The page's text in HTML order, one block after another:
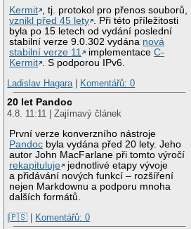
Kermit
, tj. protokol pro přenos souborů,
vznikl před 45 lety
. Při této příležitosti
byla po 15 letech od vydání poslední
stabilní verze 9.0.302 vydána nová
stabilní verze 11
implementaceC-
Kermit
. S podporou IPv6.
Ladislav Hagara| Komentářů: 0
20 let Pandoc
4.8. 11:11 | Zajímavý článek
První verze konverzního nástroje
Pandoc byla vydána před 20 lety. Jeho
autor John MacFarlane při tomto výročí
rekapituluje
jednotlivé etapy vývoje
a přidávání nových funkcí – rozšíření
nejen Markdownu a podporu mnoha
dalších formátů.
|🇵🇸
Komentářů: 0